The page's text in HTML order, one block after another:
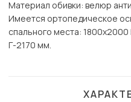
Материал обивки: велюр
Имеется ортопедическое
спального места:
Г-2170 мм.